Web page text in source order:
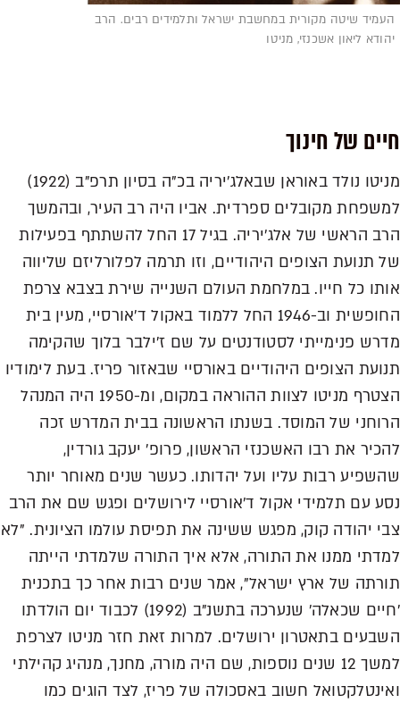
העמיד שיטה מקורית במחשבת ישראל ותלמידים רבים. הרב
יהודא ליאון אשכנזי, מניטו
חיים של חינוך
מניטו נולד באוראן שבאלג'יריה בכ"ה בסיון תרפ"ב (1922)
למשפחת מקובלים ספרדית. אביו היה רב העיר, ובהמשך
הרב הראשי של אלג'יריה. בגיל 17 החל להשתתף בפעילות
של תנועת הצופים היהודיים, וזו תרמה לפלורליזם שליווה
אותו כל חייו. במלחמת העולם השנייה שירת בצבא צרפת
החופשית וב-1946 החל ללמוד באקול ד'אורסיי, מעין בית
מדרש פנימייתי לסטודנטים על שם ז'ילבר בלוך שהקימה
תנועת הצופים היהודיים באורסיי שבאזור פריז. בעת לימודיו
הצטרף מניטו לצוות ההוראה במקום, ומ-1950 היה המנהל
הרוחני של המוסד. בשנתו הראשונה בבית המדרש זכה
להכיר את רבו האשכנזי הראשון, פרופ' יעקב גורדין,
שהשפיע רבות עליו ועל יהדותו. כעשר שנים מאוחר יותר
נסע עם תלמידי אקול ד'אורסיי לירושלים ופגש שם את הרב
צבי יהודה קוק, מפגש ששינה את תפיסת עולמו הציונית. "לא
למדתי ממנו את התורה, אלא איך התורה שלמדתי הייתה
תורתה של ארץ ישראל", אמר שנים רבות אחר כך בתכנית
'חיים שכאלה' שנערכה בתשנ"ב (1992) לכבוד יום הולדתו
השבעים בתאטרון ירושלים. למרות זאת חזר מניטו לצרפת
למשך 12 שנים נוספות, שם היה מורה, מחנך, מנהיג קהילתי
ואינטלקטואל חשוב באסכולה של פריז, לצד הוגים כמו